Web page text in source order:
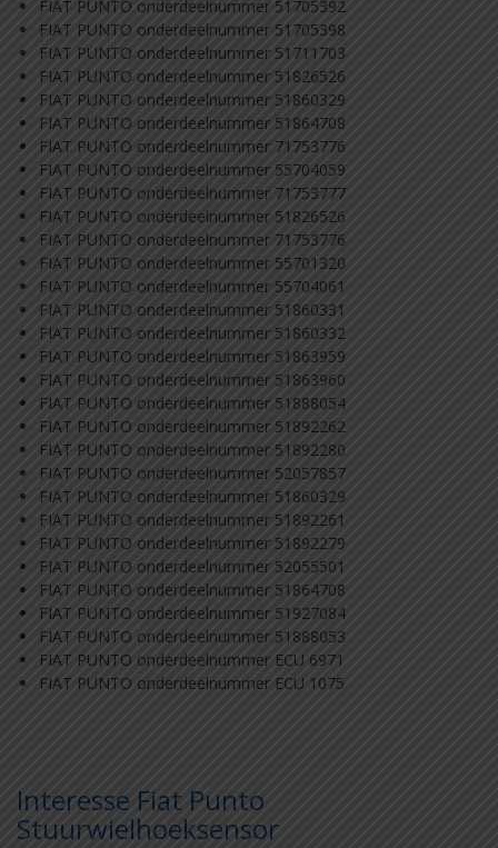
FIAT PUNTO onderdeelnummer 51705392
FIAT PUNTO onderdeelnummer 51705398
FIAT PUNTO onderdeelnummer 51711703
FIAT PUNTO onderdeelnummer 51826526
FIAT PUNTO onderdeelnummer 51860329
FIAT PUNTO onderdeelnummer 51864708
FIAT PUNTO onderdeelnummer 71753776
FIAT PUNTO onderdeelnummer 55704059
FIAT PUNTO onderdeelnummer 71753777
FIAT PUNTO onderdeelnummer 51826526
FIAT PUNTO onderdeelnummer 71753776
FIAT PUNTO onderdeelnummer 55701320
FIAT PUNTO onderdeelnummer 55704061
FIAT PUNTO onderdeelnummer 51860331
FIAT PUNTO onderdeelnummer 51860332
FIAT PUNTO onderdeelnummer 51863959
FIAT PUNTO onderdeelnummer 51863960
FIAT PUNTO onderdeelnummer 51888054
FIAT PUNTO onderdeelnummer 51892262
FIAT PUNTO onderdeelnummer 51892280
FIAT PUNTO onderdeelnummer 52057857
FIAT PUNTO onderdeelnummer 51860329
FIAT PUNTO onderdeelnummer 51892261
FIAT PUNTO onderdeelnummer 51892279
FIAT PUNTO onderdeelnummer 52055501
FIAT PUNTO onderdeelnummer 51864708
FIAT PUNTO onderdeelnummer 51927084
FIAT PUNTO onderdeelnummer 51888053
FIAT PUNTO onderdeelnummer ECU 6971
FIAT PUNTO onderdeelnummer ECU 1075
Interesse Fiat Punto
Stuurwielhoeksensor